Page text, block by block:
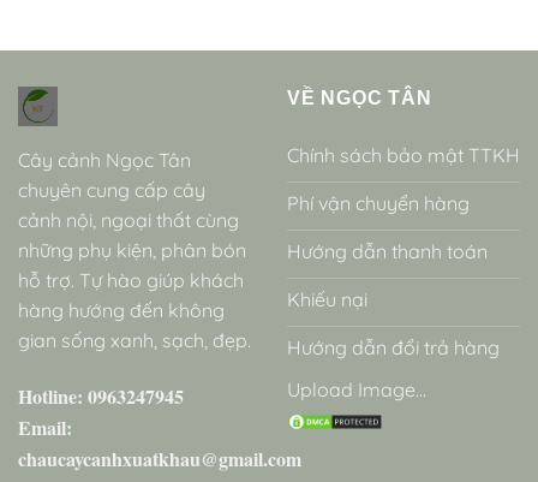
Cây cảnh Ngọc Tân
chuyên cung cấp cây
cảnh nội, ngoại thất cùng
những phụ kiện, phân bón
hỗ trợ. Tự hào giúp khách
hàng hướng đến không
gian sống xanh, sạch, đẹp.
Hotline: 0963247945
Email:
chaucaycanhxuatkhau@gmail.com
VỀ NGỌC TÂN
Chính sách bảo mật TTKH
Phí vận chuyển hàng
Hướng dẫn thanh toán
Khiếu nại
Hướng dẫn đổi trả hàng
Upload Image...